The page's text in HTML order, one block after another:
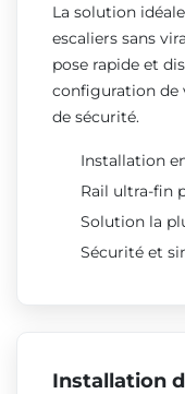
La solution
escaliers sans
pose rapide et
configuration de
de sécurité.
Installation
Rail ultra-fin
Solution la
Sécurité et
Installation